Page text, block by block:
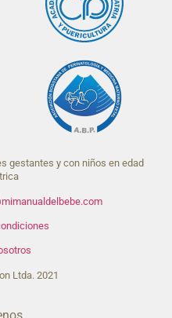
gestantes y con niños en edad
Ltda. 2021